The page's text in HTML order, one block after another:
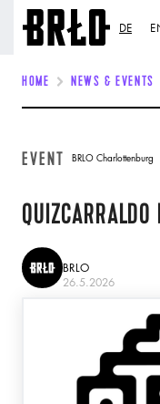
DE
HOME NEWS & EVENTS
EVENT BRLO Charlottenburg
BRLO
26.5.2026